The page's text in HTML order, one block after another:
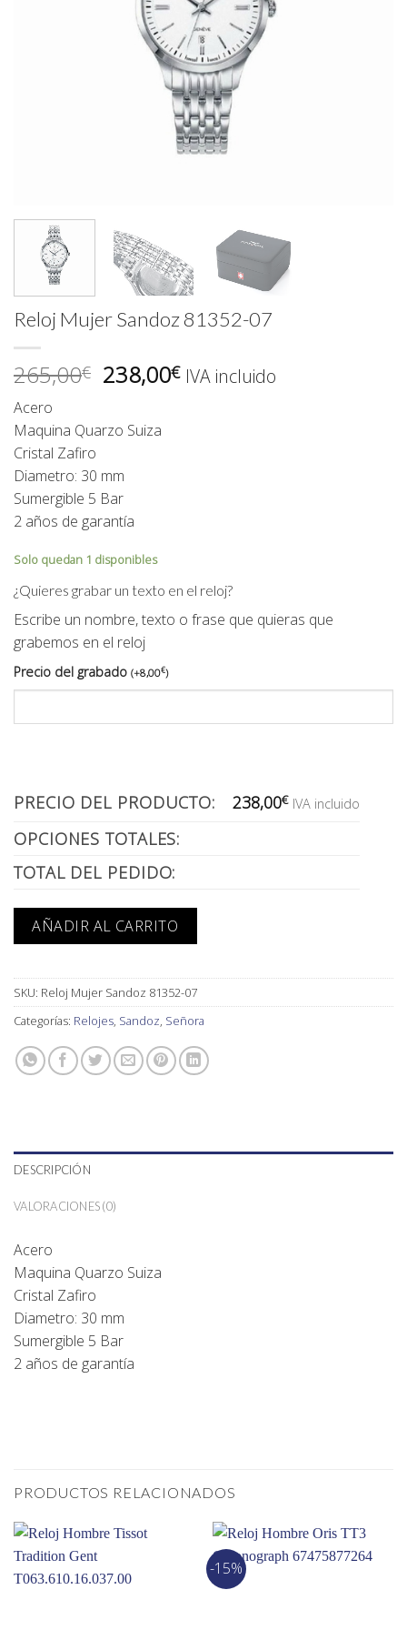
Reloj Mujer Sandoz 81352-07
265,00€ El
precio
original
era:
238,00€ElIVA incluido
Acero
Maquina Quarzo Suiza
Cristal Zafiro
Diametro: 30 mm
Sumergible 5 Bar
2 años de garantía
Solo quedan 1 disponibles
¿Quieres grabar un texto en el reloj?
Escribe un nombre, texto o frase que quieras que
grabemos en el reloj
Precio del grabado (+8,00€)
PRECIO DEL PRODUCTO: 238,00€ IVA incluido
OPCIONES TOTALES:
TOTAL DEL PEDIDO:
AÑADIR AL CARRITO
SKU: Reloj Mujer Sandoz 81352-07
Categorías: Relojes, Sandoz, Señora
DESCRIPCIÓN
VALORACIONES (0)
Acero
Maquina Quarzo Suiza
Cristal Zafiro
Diametro: 30 mm
Sumergible 5 Bar
2 años de garantía
PRODUCTOS RELACIONADOS
-15%